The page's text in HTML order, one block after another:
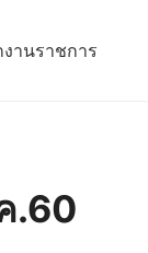
านราชการ
.60